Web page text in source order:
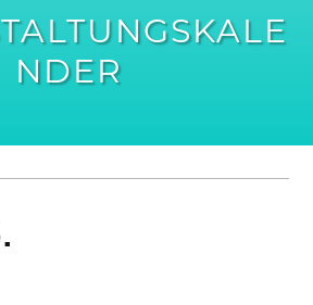
NDER